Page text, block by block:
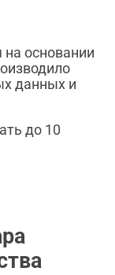
на основании
данных и
до 10